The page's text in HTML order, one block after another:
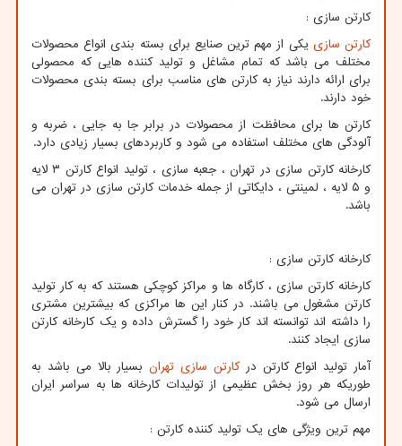
کارتن سازی :
کارتن سازی یکی از مهم ترین صنایع برای بسته بندی انواع محصولات
مختلف می باشد که تمام مشاغل و تولید کننده هایی که محصولی
برای ارائه دارند نیاز به کارتن های مناسب برای بسته بندی محصولات
خود دارند.
کارتن ها برای محافظت از محصولات در برابر جا به جایی ، ضربه و
آلودگی های مختلف استفاده می شود و کاربردهای بسیار زیادی دارد.
کارخانه کارتن سازی در تهران ، جعبه سازی ، تولید انواع کارتن ۳ لایه
و ۵ لایه ، لمینتی ، دایکاتی از جمله خدمات کارتن سازی در تهران می
باشد.
کارخانه کارتن سازی :
کارخانه کارتن سازی ، کارگاه ها و مراکز کوچکی هستند که به کار تولید
کارتن مشغول می باشند. در کنار این ها مراکزی که بیشترین مشتری
را داشته اند توانسته اند کار خود را گسترش داده و یک کارخانه کارتن
سازی ایجاد کنند.
آمار تولید انواع کارتن درکارتن سازی تهرانبسیار بالا می باشد به
طوریکه هر روز بخش عظیمی از تولیدات کارخانه ها به سراسر ایران
ارسال می شود.
مهم ترین ویژگی های یک تولید کننده کارتن :